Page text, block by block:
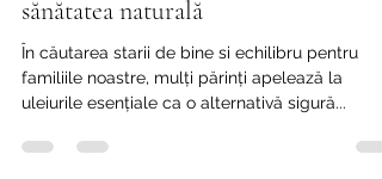
pentru părinții preocupați de
sănătatea naturală
În căutarea starii de bine si echilibru pentru
uleiurile esențiale ca o alternativă sigură...